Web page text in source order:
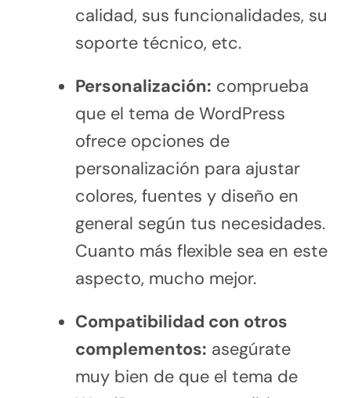
calidad, sus funcionalidades, su
soporte técnico, etc.
Personalización: comprueba
que el tema de WordPress
ofrece opciones de
personalización para ajustar
colores, fuentes y diseño en
general según tus necesidades.
Cuanto más flexible sea en este
aspecto, mucho mejor.
Compatibilidad con otros
complementos: asegúrate
muy bien de que el tema de